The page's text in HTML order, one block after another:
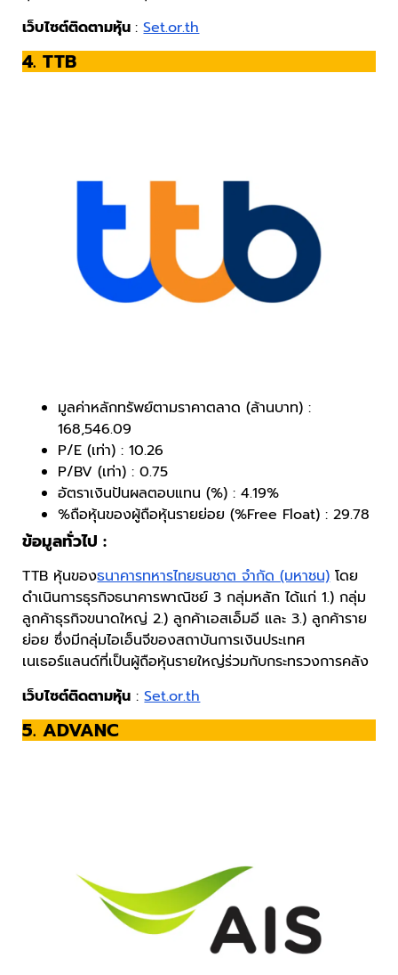
เว็บไซต์ติดตามหุ้น:Set.or.th
4. TTB
มูลค่าหลักทรัพย์ตามราคาตลาด (ล้านบาท) :
168,546.09
P/E (เท่า) : 10.26
P/BV (เท่า) : 0.75
อัตราเงินปันผลตอบแทน (%) : 4.19%
%ถือหุ้นของผู้ถือหุ้นรายย่อย (%Free Float) : 29.78
ข้อมูลทั่วไป :
TTB หุ้นของธนาคารทหารไทยธนชาต จำกัด (มหาชน)โดย
ดำเนินการธุรกิจธนาคารพาณิชย์ 3 กลุ่มหลัก ได้แก่ 1.) กลุ่ม
ลูกค้าธุรกิจขนาดใหญ่ 2.) ลูกค้าเอสเอ็มอี และ 3.) ลูกค้าราย
ย่อย ซึ่งมีกลุ่มไอเอ็นจีของสถาบันการเงินประเทศ
เนเธอร์แลนด์ที่เป็นผู้ถือหุ้นรายใหญ่ร่วมกับกระทรวงการคลัง
เว็บไซต์ติดตามหุ้น :Set.or.th
5. ADVANC